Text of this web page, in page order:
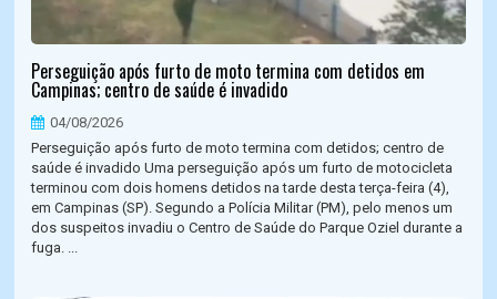
Perseguição após furto de moto termina com detidos em
Campinas; centro de saúde é invadido
04/08/2026
Perseguição após furto de moto termina com detidos; centro de
saúde é invadido Uma perseguição após um furto de motocicleta
terminou com dois homens detidos na tarde desta terça-feira (4),
em Campinas (SP). Segundo a Polícia Militar (PM), pelo menos um
dos suspeitos invadiu o Centro de Saúde do Parque Oziel durante a
fuga. ...